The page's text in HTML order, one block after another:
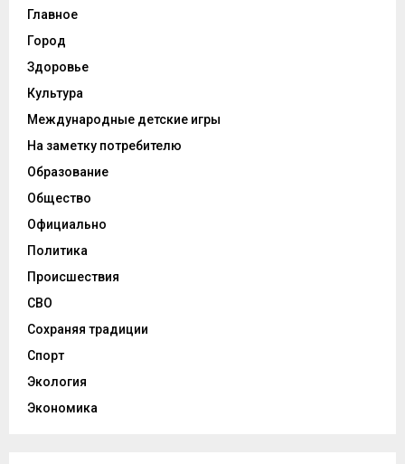
Главное
Город
Здоровье
Культура
Международные детские игры
На заметку потребителю
Образование
Общество
Официально
Политика
Происшествия
СВО
Сохраняя традиции
Спорт
Экология
Экономика